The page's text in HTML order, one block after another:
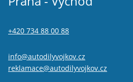
+420 734 88 00 88
info@autodilyvojkov.cz
reklamace@autodilyvojkov.cz